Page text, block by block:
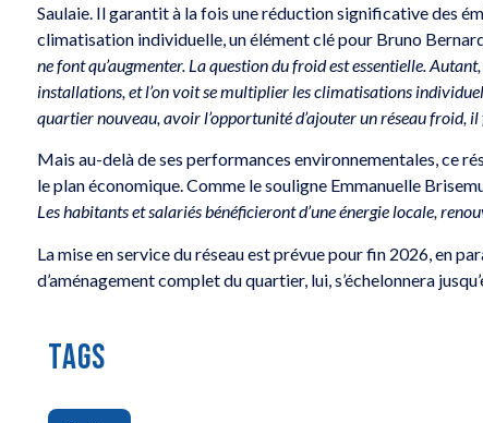
Saulaie. Il garantit à la fois une réduction significative des
climatisation individuelle, un élément clé pour Bruno
ne font qu’augmenter. La question du froid est essentielle.
installations, et l’on voit se multiplier les climatisations
quartier nouveau, avoir l’opportunité d’ajouter un réseau froid, il
Mais au-delà de ses performances environnementales, ce
le plan économique. Comme le souligne Emmanuelle
Les habitants et salariés bénéficieront d’une énergie locale,
La mise en service du réseau est prévue pour fin 2026, en
d’aménagement complet du quartier, lui, s’échelonnera
TAGS